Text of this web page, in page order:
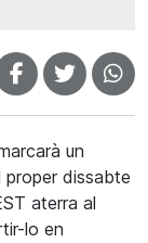
un
proper dissabte
aterra al
lo en